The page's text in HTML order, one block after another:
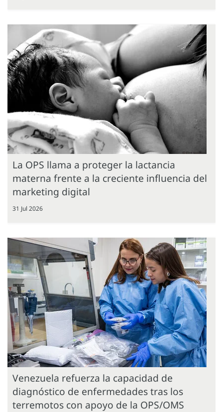
La OPS llama a proteger la lactancia
materna frente a la creciente influencia del
marketing digital
31 Jul 2026
Venezuela refuerza la capacidad de
diagnóstico de enfermedades tras los
terremotos con apoyo de la OPS/OMS